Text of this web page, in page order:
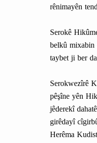
rênimayên
Serokê
belkû
taybet ji ber
Serokwezîrê
pêşîne yên
jêderekî
girêdayî
Herêma